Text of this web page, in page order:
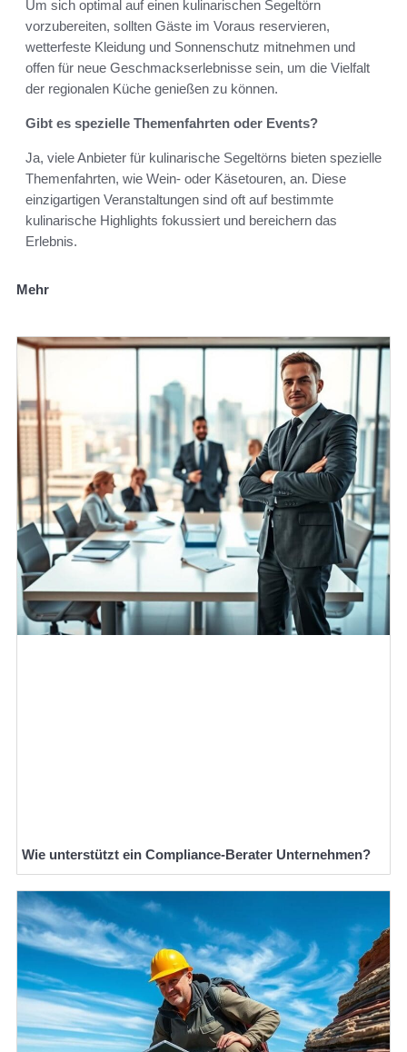
Um sich optimal auf einen kulinarischen Segeltörn
vorzubereiten, sollten Gäste im Voraus reservieren,
wetterfeste Kleidung und Sonnenschutz mitnehmen und
offen für neue Geschmackserlebnisse sein, um die Vielfalt
der regionalen Küche genießen zu können.
Gibt es spezielle Themenfahrten oder Events?
Ja, viele Anbieter für kulinarische Segeltörns bieten spezielle
Themenfahrten, wie Wein- oder Käsetouren, an. Diese
einzigartigen Veranstaltungen sind oft auf bestimmte
kulinarische Highlights fokussiert und bereichern das
Erlebnis.
Mehr
Wie unterstützt ein Compliance-Berater Unternehmen?